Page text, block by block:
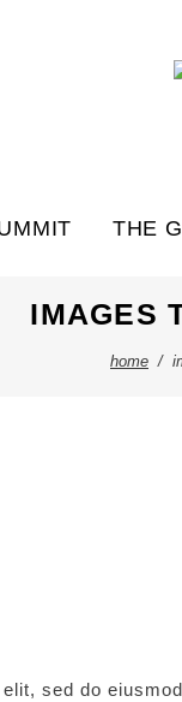
THE
IMAGES
home /
sed do